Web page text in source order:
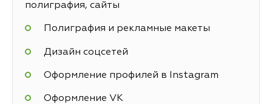
полиграфия, сайты
Полиграфия и рекламные макеты
Дизайн соцсетей
Оформление профилей в Instagram
Оформление VK